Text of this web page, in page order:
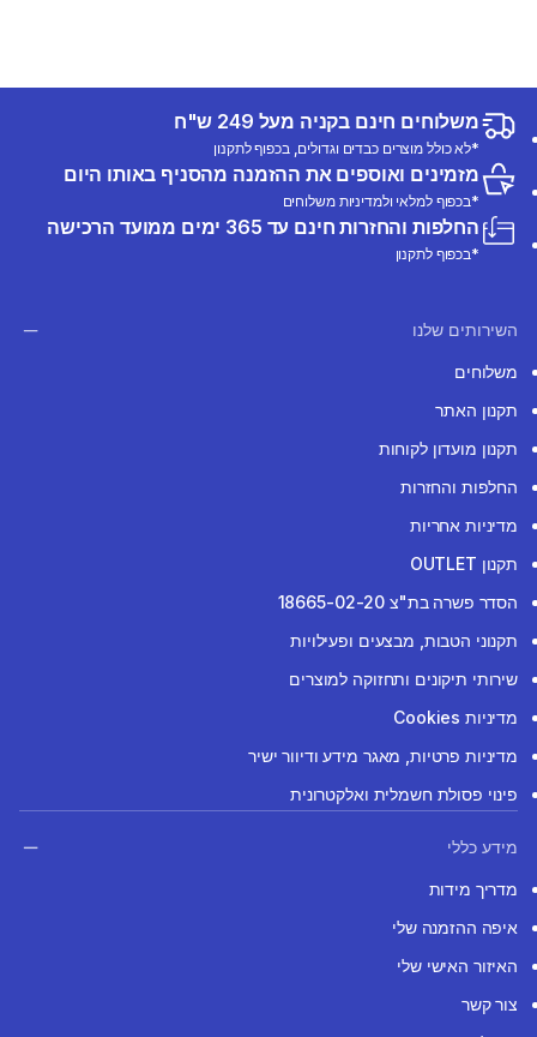
משלוחים חינם בקניה מעל 249 ש"ח
*לא כולל מוצרים כבדים וגדולים, בכפוף לתקנון
מזמינים ואוספים את ההזמנה מהסניף באותו היום
*בכפוף למלאי ולמדיניות משלוחים
החלפות והחזרות חינם עד 365 ימים ממועד הרכישה
*בכפוף לתקנון
השירותים שלנו
משלוחים
תקנון האתר
תקנון מועדון לקוחות
החלפות והחזרות
מדיניות אחריות
תקנון OUTLET
הסדר פשרה בת"צ 18665-02-20
תקנוני הטבות, מבצעים ופעילויות
שירותי תיקונים ותחזוקה למוצרים
מדיניות Cookies
מדיניות פרטיות, מאגר מידע ודיוור ישיר
פינוי פסולת חשמלית ואלקטרונית
מידע כללי
מדריך מידות
איפה ההזמנה שלי
האיזור האישי שלי
צור קשר